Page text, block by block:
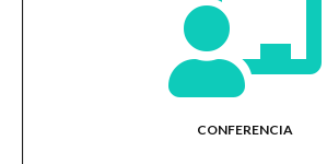
CONFERENCIA